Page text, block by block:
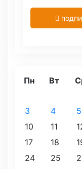
Пн Вт
3
4 5
10
11
17
18
24
25